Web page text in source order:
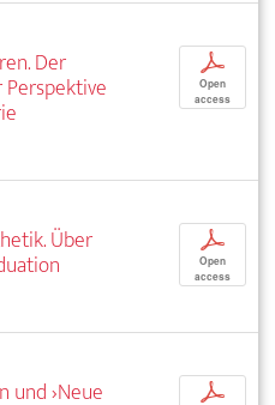
Der
p
Open
access
Über
p
Open
access
und ›Neue
p